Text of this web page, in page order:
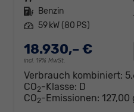
Kraftstoff Benzin
Leistung 59 kW (80 PS)
18.930,– €
incl. 19% MwSt.
Verbrauch kombiniert:
CO2-Klasse: D
CO2-Emissionen: 127,00